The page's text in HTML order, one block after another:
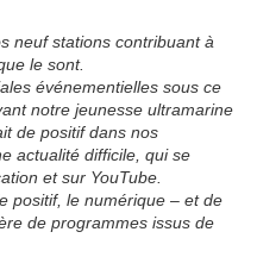
neuf stations contribuant à
le sont.
événementielles sous ce
notre jeunesse ultramarine
de positif dans nos
actualité difficile, qui se
et sur YouTube.
positif, le numérique – et de
de programmes issus de